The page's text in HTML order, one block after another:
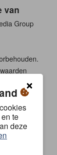
van
Group
te
deze